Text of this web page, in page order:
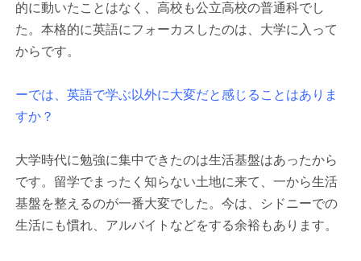
的に動いたことはなく、高校も公立高校の普通科でし
た。本格的に英語にフォーカスしたのは、大学に入って
からです。
ーでは、英語で学ぶ以外に大変だと感じることはありま
すか？
大学時代に勉強に集中できたのは生活基盤はあったから
です。留学でまったく知らない土地に来て、一から生活
基盤を整えるのが一番大変でした。今は、シドニーでの
生活にも慣れ、アルバイトなどをする余裕もあります。